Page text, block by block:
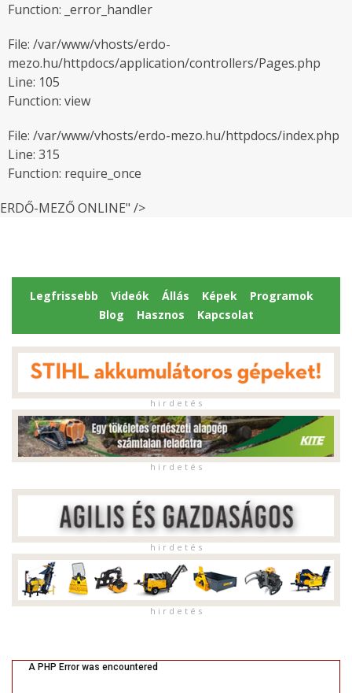
Function: _error_handler
File: /var/www/vhosts/erdo-
mezo.hu/httpdocs/application/controllers/Pages.php
Line: 105
Function: view
File: /var/www/vhosts/erdo-mezo.hu/httpdocs/index.php
Line: 315
Function: require_once
ERDŐ-MEZŐ ONLINE" />
Legfrissebb Videók Állás Képek
Programok
Blog
Hasznos Kapcsolat
h i r d e t é s
h i r d e t é s
h i r d e t é s
h i r d e t é s
A PHP Error was encountered